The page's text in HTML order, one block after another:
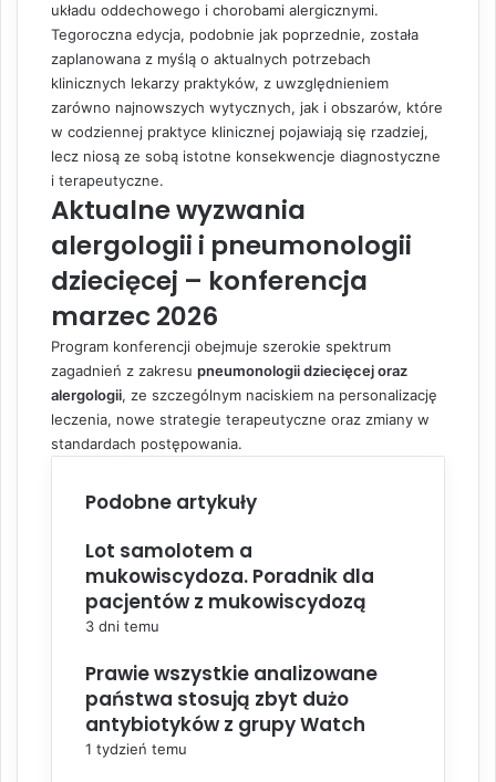
układu oddechowego i chorobami alergicznymi.
Tegoroczna edycja, podobnie jak poprzednie, została
zaplanowana z myślą o aktualnych potrzebach
klinicznych lekarzy praktyków, z uwzględnieniem
zarówno najnowszych wytycznych, jak i obszarów, które
w codziennej praktyce klinicznej pojawiają się rzadziej,
lecz niosą ze sobą istotne konsekwencje diagnostyczne
i terapeutyczne.
Aktualne wyzwania
alergologii i pneumonologii
dziecięcej – konferencja
marzec 2026
Program konferencji obejmuje szerokie spektrum
zagadnień z zakresu pneumonologii dziecięcej oraz
alergologii, ze szczególnym naciskiem na personalizację
leczenia, nowe strategie terapeutyczne oraz zmiany w
standardach postępowania.
Podobne artykuły
Lot samolotem a
mukowiscydoza. Poradnik dla
pacjentów z mukowiscydozą
3 dni temu
Prawie wszystkie analizowane
państwa stosują zbyt dużo
antybiotyków z grupy Watch
1 tydzień temu